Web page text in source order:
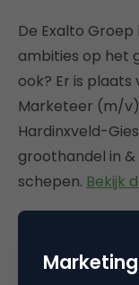
De Exalto
ambities op het
ook? Er is
Marketeer (m/
Hardinxveld-
groothandel in
schepen. Bekijk
Textcase